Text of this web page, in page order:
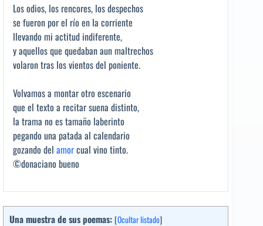
Los odios, los rencores, los despechos
se fueron por el río en la corriente
llevando mi actitud indiferente,
y aquellos que quedaban aun maltrechos
volaron tras los vientos del poniente.
Volvamos a montar otro escenario
que el texto a recitar suena distinto,
la trama no es tamaño laberinto
pegando una patada al calendario
gozando del amorcual vino tinto.
©donaciano bueno
Una muestra de sus poemas: [Ocultar listado]